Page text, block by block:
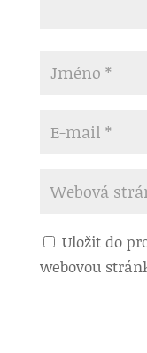
Uložit do
webovou